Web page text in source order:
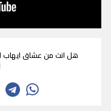
هل انت من عشاق ايهاب